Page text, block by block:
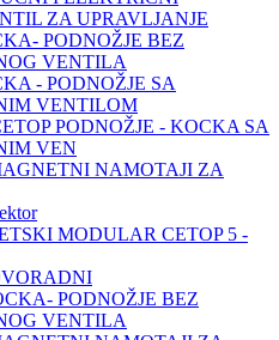
ZA UPRAVLJANJE
PODNOŽJE BEZ
VENTILA
- PODNOŽJE SA
VENTILOM
PODNOŽJE - KOCKA SA
VEN
NAMOTAJI ZA
MODULAR CETOP 5 -
PODNOŽJE BEZ
VENTILA